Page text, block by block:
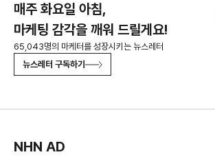
매주 화요일 아침,
마케팅 감각을 깨워 드릴게요!
65,043명의 마케터를 성장시키는 뉴스레터
뉴스레터 구독하기
NHN AD